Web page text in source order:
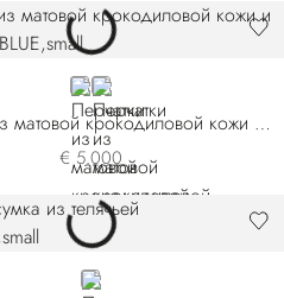
BLUEBROWN
Перчатки из матовой крокодиловой кожи и меха норки
€ 5.000
BLACK